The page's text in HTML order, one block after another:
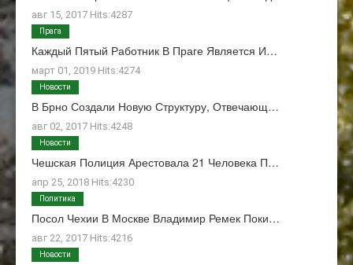
авг 15, 2017 Hits:4287
Каждый Пятый Работник В Праге Является И…
март 01, 2019 Hits:4274
Прага
В Брно Создали Новую Структуру, Отвечающ…
авг 02, 2017 Hits:4248
Новости
Чешская Полиция Арестовала 21 Человека П…
апр 25, 2018 Hits:4230
Новости
Посол Чехии В Москве Владимир Ремек Поки…
авг 22, 2017 Hits:4216
Политика
Новости